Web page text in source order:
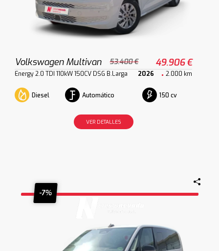
Volkswagen Multivan 53.400 € 49.906 €
Energy 2.0 TDI 110kW 150CV DSG B.Larga 2026 2.000 km
Diesel Automático 150 cv
VER DETALLES
-7%